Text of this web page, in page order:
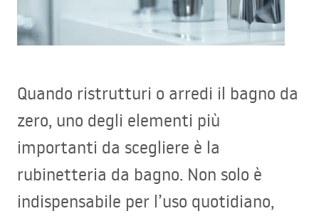
Quando ristrutturi o arredi il bagno da
zero, uno degli elementi più
importanti da scegliere è la
rubinetteria da bagno. Non solo è
indispensabile per l’uso quotidiano,